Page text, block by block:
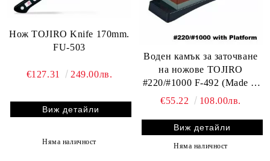
Нож TOJIRO Knife 170mm.
FU-503
€127.31 249.00лв.
Виж детайли
Няма наличност
Воден камък за заточване
на ножове TOJIRO
#220/#1000 F-492 (Made in
Japan)
€55.22 108.00лв.
Виж детайли
Няма наличност